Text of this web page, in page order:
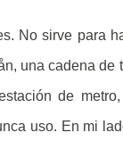
No sirve para
una cadena de
de
uso. En mi